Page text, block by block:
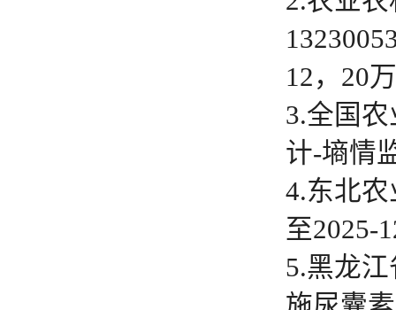
12，20
3.全国
计-墒情
4.东北
至2025-
5.黑龙